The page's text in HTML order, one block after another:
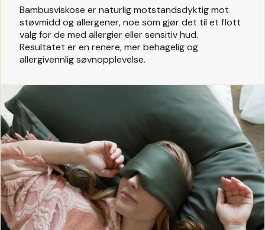
Bambusviskose er naturlig motstandsdyktig mot
støvmidd og allergener, noe som gjør det til et flott
valg for de med allergier eller sensitiv hud.
Resultatet er en renere, mer behagelig og
allergivennlig søvnopplevelse.